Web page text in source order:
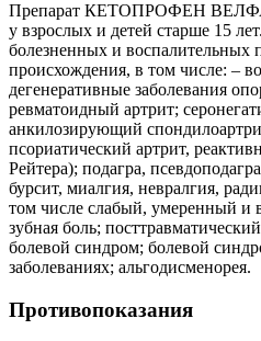
Препарат КЕТОПРОФЕН
у взрослых и детей старше 15
болезненных и воспалительных
происхождения, в том числе: –
дегенеративные заболевания
ревматоидный артрит;
анкилозирующий
псориатический артрит,
Рейтера); подагра,
бурсит, миалгия, невралгия,
том числе слабый, умеренный и
зубная боль;
болевой синдром; болевой
заболеваниях; альгодисменорея.
Противопоказания